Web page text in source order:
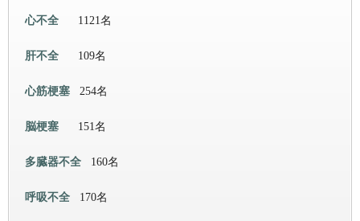
心不全 1121名
肝不全 109名
心筋梗塞 254名
脳梗塞 151名
多臓器不全 160名
呼吸不全 170名